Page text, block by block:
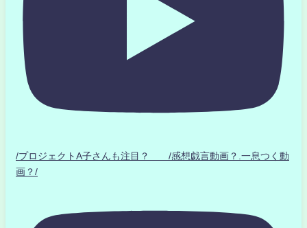
/プロジェクトA子さんも注目？ /感想戯言動画？.一息つく動
画？/